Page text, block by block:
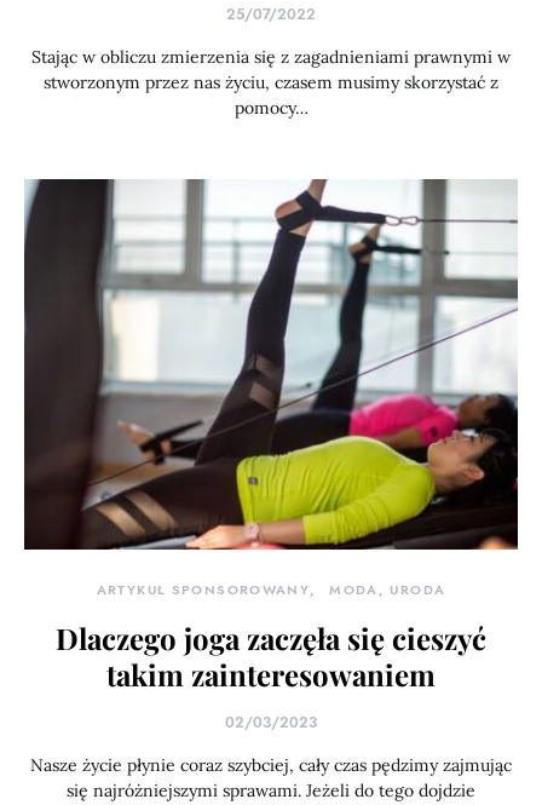
25/07/2022
Stając w obliczu zmierzenia się z zagadnieniami prawnymi w
stworzonym przez nas życiu, czasem musimy skorzystać z
pomocy…
ARTYKUŁ SPONSOROWANY MODA, URODA
Dlaczego joga zaczęła się cieszyć
takim zainteresowaniem
02/03/2023
Nasze życie płynie coraz szybciej, cały czas pędzimy zajmując
się najróżniejszymi sprawami. Jeżeli do tego dojdzie